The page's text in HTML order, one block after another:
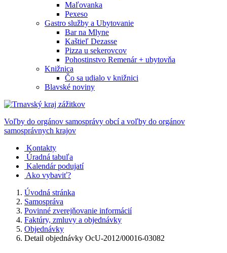
Maľovanka
Pexeso
Gastro služby a Ubytovanie
Bar na Mlyne
Kaštieľ Dezasse
Pizza u sekerovcov
Pohostinstvo Remenár + ubytovňa
Knižnica
Čo sa udialo v knižnici
Blavské noviny
Voľby do orgánov samosprávy obcí a voľby do orgánov
samosprávnych krajov
Kontakty
Úradná tabuľa
Kalendár podujatí
Ako vybaviť?
Úvodná stránka
Samospráva
Povinné zverejňovanie informácií
Faktúry, zmluvy a objednávky
Objednávky
Detail objednávky OcU-2012/00016-03082